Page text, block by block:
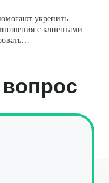
укрепить
с клиентами.